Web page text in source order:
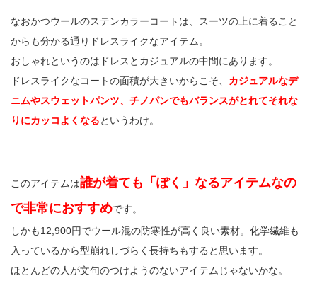
なおかつウールのステンカラーコートは、スーツの上に着ること
からも分かる通りドレスライクなアイテム。
おしゃれというのはドレスとカジュアルの中間にあります。
ドレスライクなコートの面積が大きいからこそ、 カジュアルなデ
ニムやスウェットパンツ、チノパンでもバランスがとれてそれな
りにカッコよくなるというわけ。
このアイテムは誰が着ても「ぽく」なるアイテムなの
で非常におすすめです。
しかも12,900円でウール混の防寒性が高く良い素材。化学繊維も
入っているから型崩れしづらく長持ちもすると思います。
ほとんどの人が文句のつけようのないアイテムじゃないかな。